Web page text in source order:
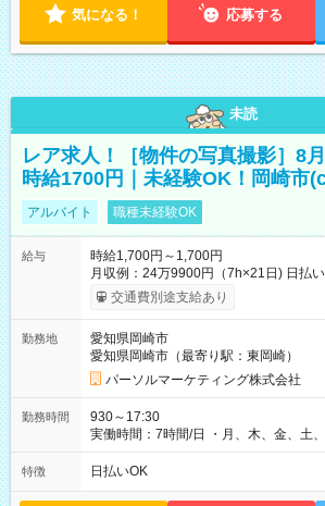
気になる！ 応募する
未読
レア求人！［物件の写真撮影］8
時給1700円｜未経験OK！岡崎市
アルバイト 職種未経験OK
給与
時給1,700円～1,700円
月収例：24万9900円（7h×21日) 日払い、週払いOK（規定有
り） 【試用期間】試用期間なし
交通費別途支給あり
勤務地
愛知県岡崎市
愛知県岡崎市（最寄り駅：東岡崎）
パーソルマーケティング株式会社
勤務時間
930～17:30
実働時間：7時間/日 ・月、木、金、土
は固定休です／夏季、年末年始等、長
フト！ 残業ほぼナシ（0～5h/月）
特徴 日払いOK